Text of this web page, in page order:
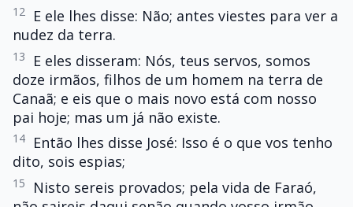
12
E ele lhes disse: Não; antes viestes para ver a
nudez da terra.
13
E eles disseram: Nós, teus servos, somos
doze irmãos, filhos de um homem na terra de
Canaã; e eis que o mais novo está com nosso
pai hoje; mas um já não existe.
14
Então lhes disse José: Isso é o que vos tenho
dito, sois espias;
15
Nisto sereis provados; pela vida de Faraó,